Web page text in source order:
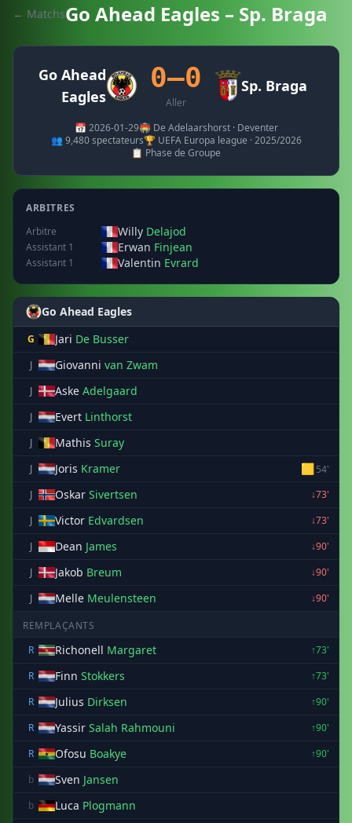
← MatchsGo Ahead Eagles – Sp. Braga
Go Ahead
Eagles
0–0
Aller
Sp. Braga
📅 2026-01-29🏟️ De Adelaarshorst · Deventer
👥 9,480 spectateurs🏆 UEFA Europa league · 2025/2026
📋 Phase de Groupe
ARBITRES
Arbitre
Willy Delajod
Assistant 1 Erwan Finjean
Assistant 1 Valentin Evrard
Go Ahead Eagles
G Jari De Busser
J Giovanni van Zwam
J Aske Adelgaard
J Evert Linthorst
J Mathis Suray
J Joris Kramer 🟨54'
J
Oskar Sivertsen
↓73'
J
Victor Edvardsen
↓73'
J
Dean James
↓90'
J
Jakob Breum
↓90'
J
Melle Meulensteen ↓90'
REMPLAÇANTS
R
Richonell Margaret
↑73'
R
Finn Stokkers
↑73'
R
Julius Dirksen
↑90'
R
Yassir Salah Rahmouni
↑90'
R
Ofosu Boakye
↑90'
b
Sven Jansen
b Luca Plogmann